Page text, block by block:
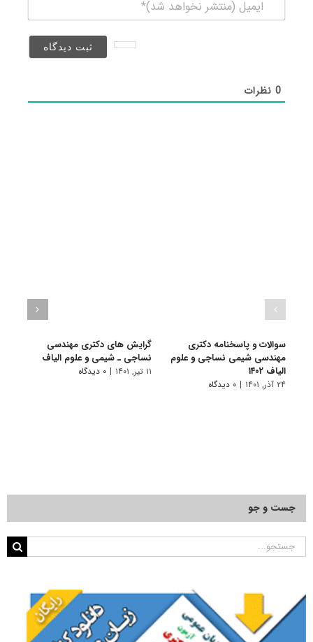
(منتشر
0نظرات
سوالات و پاسخنامه دکتری
مهندسی شیمی نساجی و علوم
الیاف ۱۴۰۲
۲۴ آذر, ۱۴۰۱ | ۰ دیدگاه
گرایش های دکتری مهندسی
نساجی ـ شیمی و ﻋﻠﻮم اﻟﻴﺎف
۱۱ تیر, ۱۴۰۱ | ۰ دیدگاه
جست و جو
جستجو